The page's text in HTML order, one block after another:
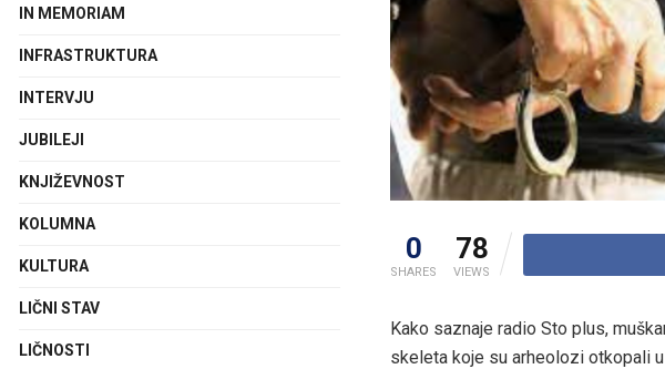
0
SHARES
78
VIEWS
Kako saznaje radio Sto plus,
skeleta koje su arheolozi otkopali
IN MEMORIAM
INFRASTRUKTURA
INTERVJU
JUBILEJI
KNJIŽEVNOST
KOLUMNA
KULTURA
LIČNI STAV
LIČNOSTI